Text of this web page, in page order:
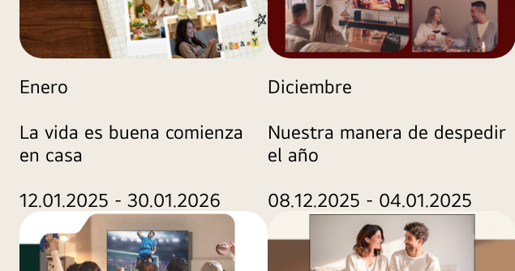
Enero
La vida es buena comienza
en casa
12.01.2025 - 30.01.2026
Diciembre
Nuestra manera de despedir
el año
08.12.2025 - 04.01.2025